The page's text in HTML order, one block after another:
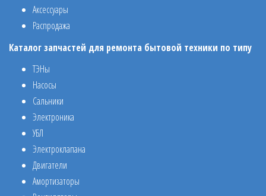
Аксессуары
Распродажа
Каталог запчастей для ремонта бытовой техники по типу
ТЭНы
Насосы
Сальники
Электроника
УБЛ
Электроклапана
Двигатели
Амортизаторы